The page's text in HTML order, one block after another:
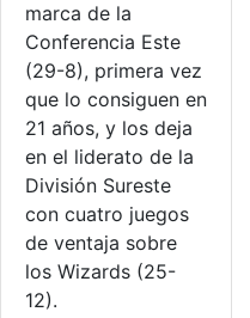
marca de la
Conferencia Este
(29-8), primera vez
que lo consiguen en
21 años, y los deja
en el liderato de la
División Sureste
con cuatro juegos
de ventaja sobre
los Wizards (25-
12).